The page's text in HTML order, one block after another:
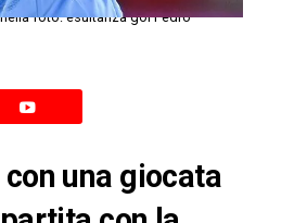
foto: esultanza gol Pedro
una giocata